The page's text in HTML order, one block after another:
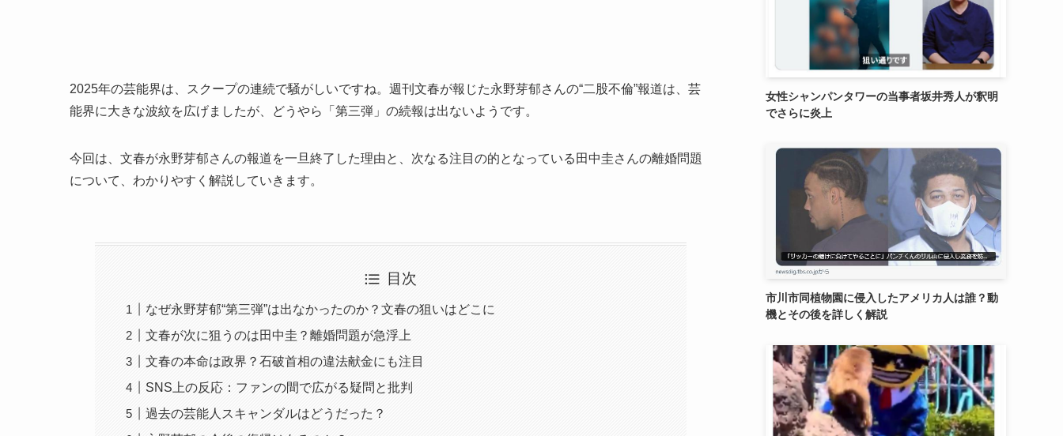
2025年の芸能界は、スクープの連続で騒がしいですね。週刊文春が報じた永野芽郁さんの“二股不倫”報道は、芸
能界に大きな波紋を広げましたが、どうやら「第三弾」の続報は出ないようです。
今回は、文春が永野芽郁さんの報道を一旦終了した理由と、次なる注目の的となっている田中圭さんの離婚問題
について、わかりやすく解説していきます。
目次
なぜ永野芽郁“第三弾”は出なかったのか？文春の狙いはどこに
文春が次に狙うのは田中圭？離婚問題が急浮上
文春の本命は政界？石破首相の違法献金にも注目
SNS上の反応：ファンの間で広がる疑問と批判
過去の芸能人スキャンダルはどうだった？
女性シャンパンタワーの当事者坂井秀人が釈明
でさらに炎上
市川市同植物園に侵入したアメリカ人は誰？動
機とその後を詳しく解説